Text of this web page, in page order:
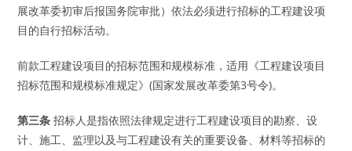
展改革委初审后报国务院审批）依法必须进行招标的工程建设项
目的自行招标活动。
前款工程建设项目的招标范围和规模标准，适用《工程建设项目
招标范围和规模标准规定》(国家发展改革委第3号令)。
第三条 招标人是指依照法律规定进行工程建设项目的勘察、设
计、施工、监理以及与工程建设有关的重要设备、材料等招标的